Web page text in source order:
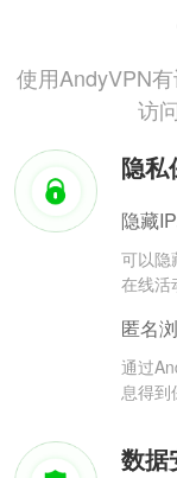
使用AndyVPN
访
隐私
隐藏
可以隐
在线活
匿名
通过
息得到
数据